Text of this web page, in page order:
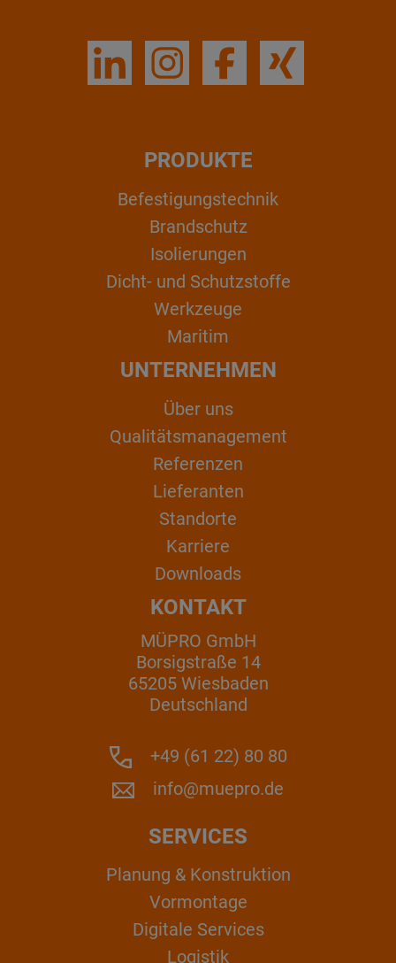
PRODUKTE
Befestigungstechnik
Brandschutz
Isolierungen
Dicht- und Schutzstoffe
Werkzeuge
Maritim
UNTERNEHMEN
Über uns
Qualitätsmanagement
Referenzen
Lieferanten
Standorte
Karriere
Downloads
KONTAKT
MÜPRO GmbH
Borsigstraße 14
65205 Wiesbaden
Deutschland
+49 (61 22) 80 80
info@muepro.de
SERVICES
Planung & Konstruktion
Vormontage
Digitale Services
Logistik